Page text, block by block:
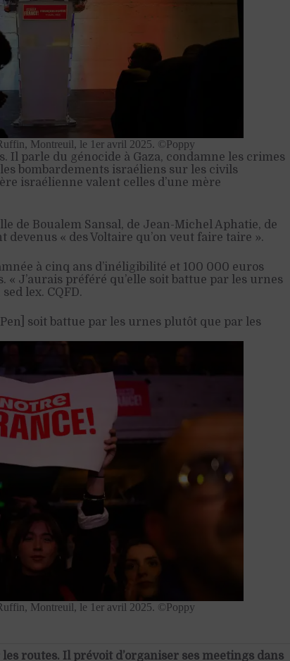
Montreuil, le 1er avril 2025. ©Poppy
Il parle du génocide à Gaza, condamne les crimes
bombardements israéliens sur les civils
israélienne valent celles d’une mère
de Boualem Sansal, de Jean-Michel Aphatie, de
« des Voltaire qu’on veut faire taire ».
à cinq ans d’inéligibilité et 100 000 euros
« J’aurais préféré qu’elle soit battue par les urnes
lex. CQFD.
soit battue par les urnes plutôt que par les
Montreuil, le 1er avril 2025. ©Poppy
routes. Il prévoit d’organiser ses meetings dans